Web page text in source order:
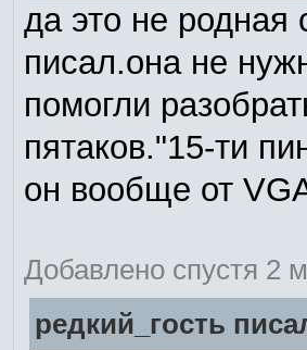
да это не родная
писал.она не
помогли
пятаков."15-ти
он вообще от
Добавлено спустя 2
редкий_гость